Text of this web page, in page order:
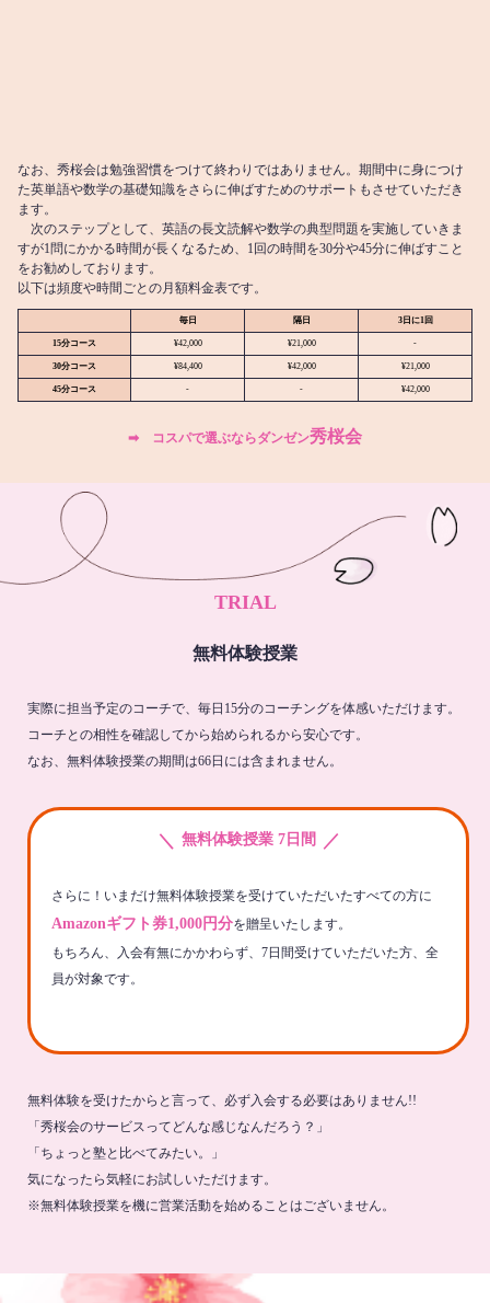
なお、秀桜会は勉強習慣をつけて終わりではありません。期間中に身につけ
た英単語や数学の基礎知識をさらに伸ばすためのサポートもさせていただき
ます。
次のステップとして、英語の長文読解や数学の典型問題を実施していきま
すが1問にかかる時間が長くなるため、1回の時間を30分や45分に伸ばすこと
をお勧めしております。
以下は頻度や時間ごとの月額料金表です。
毎日 隔日 3日に1回
15分コース ¥42,000 ¥21,000 -
30分コース ¥84,400 ¥42,000 ¥21,000
45分コース - - ¥42,000
➡︎ コスパで選ぶならダンゼン秀桜会
TRIAL
無料体験授業
実際に担当予定のコーチで、毎日15分のコーチングを体感いただけます。
コーチとの相性を確認してから始められるから安心です。
なお、無料体験授業の期間は66日には含まれません。
＼ 無料体験授業 7日間 ／
さらに！いまだけ無料体験授業を受けていただいたすべての方に
Amazonギフト券1,000円分を贈呈いたします。
もちろん、入会有無にかかわらず、7日間受けていただいた方、全
員が対象です。
無料体験を受けたからと言って、必ず入会する必要はありません!!
「秀桜会のサービスってどんな感じなんだろう？」
「ちょっと塾と比べてみたい。」
気になったら気軽にお試しいただけます。
※無料体験授業を機に営業活動を始めることはございません。